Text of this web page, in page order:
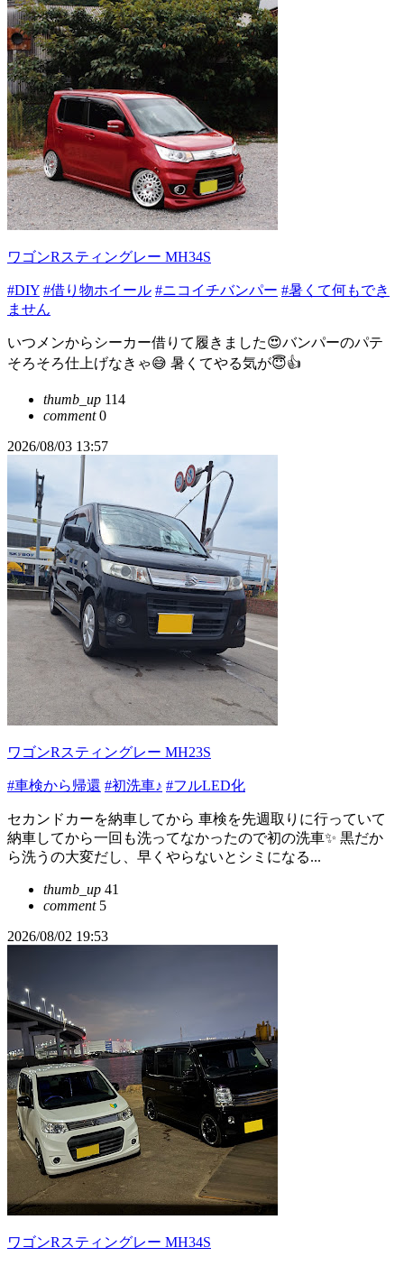
ワゴンRスティングレー MH34S
#DIY #借り物ホイール #ニコイチバンパー #暑くて何もでき
ません
いつメンからシーカー借りて履きました😍バンパーのパテ
そろそろ仕上げなきゃ😅 暑くてやる気が😇👍
thumb_up 114
comment0
2026/08/03 13:57
ワゴンRスティングレー MH23S
#車検から帰還 #初洗車♪ #フルLED化
セカンドカーを納車してから 車検を先週取りに行っていて
納車してから一回も洗ってなかったので初の洗車✨️ 黒だか
ら洗うの大変だし、早くやらないとシミになる...
thumb_up 41
comment5
2026/08/02 19:53
ワゴンRスティングレー MH34S